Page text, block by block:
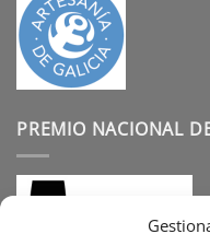
PREMIO NACIONAL